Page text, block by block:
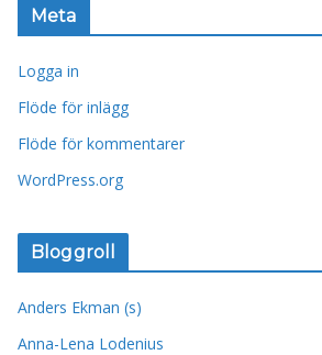
Meta
Logga in
Flöde för inlägg
Flöde för kommentarer
WordPress.org
Bloggroll
Anders Ekman (s)
Anna-Lena Lodenius